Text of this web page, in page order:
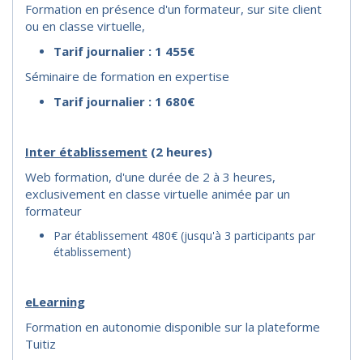
Formation en présence d'un formateur, sur site client
ou en classe virtuelle,
Tarif journalier : 1 455€
Séminaire de formation en expertise
Tarif journalier : 1 680€
Inter établissement (2 heures)
Web formation, d'une durée de 2 à 3 heures,
exclusivement en classe virtuelle animée par un
formateur
Par établissement 480€ (jusqu'à 3 participants par
établissement)
eLearning
Formation en autonomie disponible sur la plateforme
Tuitiz